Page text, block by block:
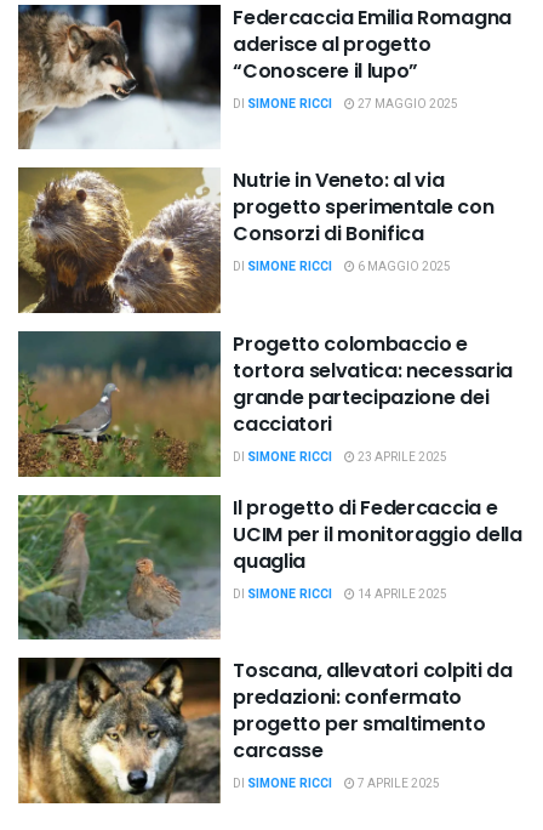
Federcaccia Emilia Romagna
aderisce al progetto
“Conoscere il lupo”
DI SIMONE RICCI 27 MAGGIO 2025
Nutrie in Veneto: al via
progetto sperimentale con
Consorzi di Bonifica
DI SIMONE RICCI 6 MAGGIO 2025
Progetto colombaccio e
tortora selvatica: necessaria
grande partecipazione dei
cacciatori
DI SIMONE RICCI 23 APRILE 2025
Il progetto di Federcaccia e
UCIM per il monitoraggio della
quaglia
DI SIMONE RICCI 14 APRILE 2025
Toscana, allevatori colpiti da
predazioni: confermato
progetto per smaltimento
carcasse
DI SIMONE RICCI 7 APRILE 2025